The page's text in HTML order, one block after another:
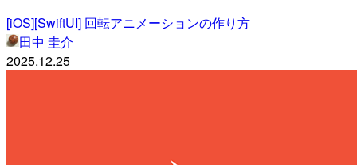
[iOS][SwiftUI] 回転アニメーションの作り方
田中 圭介
2025.12.25